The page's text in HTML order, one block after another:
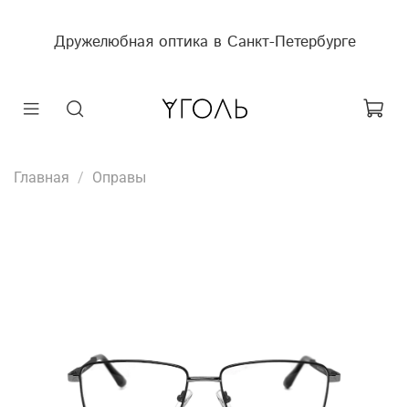
Дружелюбная оптика в Санкт-Петербурге
Главная Оправы